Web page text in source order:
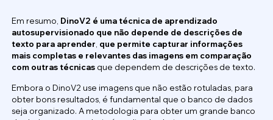
Em resumo, DinoV2 é uma técnica de aprendizado
autosupervisionado que não depende de descrições de
texto para aprender que permite capturar informações
mais completas e relevantes das imagens em comparação
com outras técnicasque dependem de descrições de texto.
Embora o DinoV2 use imagens que não estão rotuladas, para
obter bons resultados, é fundamental que o banco de dados
seja organizado. A metodologia para obter um grande banco